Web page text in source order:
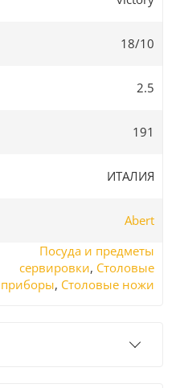
18/10
2.5
191
ИТАЛИЯ
Abert
Посуда и предметы
сервировки, Столовые
приборы, Столовые ножи